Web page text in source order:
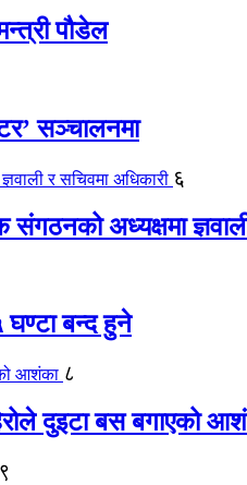
पौडेल
सञ्चालनमा
६
अध्यक्षमा
बन्द हुने
८
दुइटा बस बगाएको
९